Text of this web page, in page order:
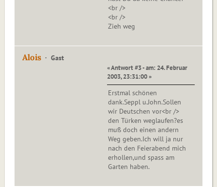
<br />
<br />
Zieh weg
Alois Gast
« Antwort #3 - am: 24. Februar
2003, 23:31:00 »
Erstmal schönen
dank.Seppl u.John.Sollen
wir Deutschen vor<br />
den Türken weglaufen?es
muß doch einen andern
Weg geben.Ich will ja nur
nach den Feierabend mich
erhollen,und spass am
Garten haben.